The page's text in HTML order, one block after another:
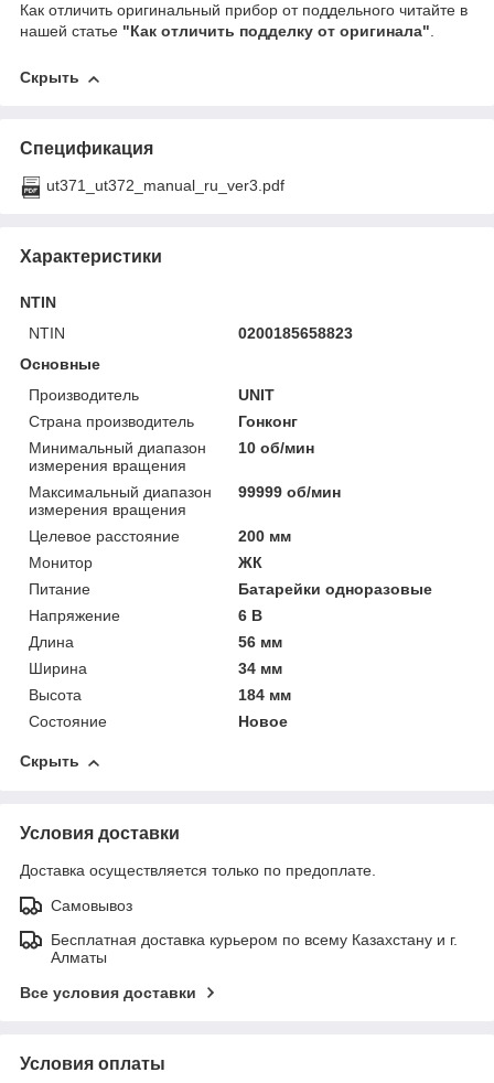
Как отличить оригинальный прибор от поддельного читайте в
нашей статье "Как отличить подделку от оригинала".
Скрыть
Спецификация
ut371_ut372_manual_ru_ver3.pdf
Характеристики
NTIN
NTIN
0200185658823
Основные
Производитель
UNIT
Страна производитель
Гонконг
Минимальный диапазон
измерения вращения
10 об/мин
Максимальный диапазон
измерения вращения
99999 об/мин
Целевое расстояние
200 мм
Монитор
ЖК
Питание
Батарейки одноразовые
Напряжение
6 В
Длина
56 мм
Ширина
34 мм
Высота
184 мм
Состояние
Новое
Скрыть
Условия доставки
Доставка осуществляется только по предоплате.
Самовывоз
Бесплатная доставка курьером по всему Казахстану и г.
Алматы
Все условия доставки
Условия оплаты